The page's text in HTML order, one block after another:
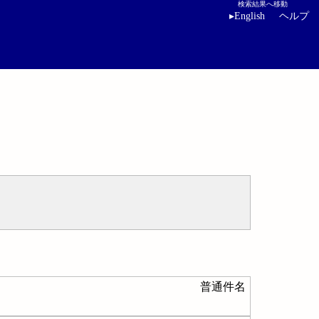
検索結果へ移動
▸English ヘルプ
普通件名